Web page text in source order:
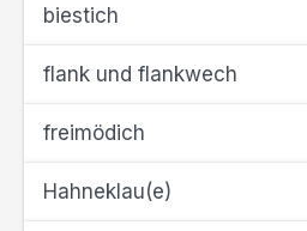
biestich
flank und flankwech
freimödich
Hahneklau(e)